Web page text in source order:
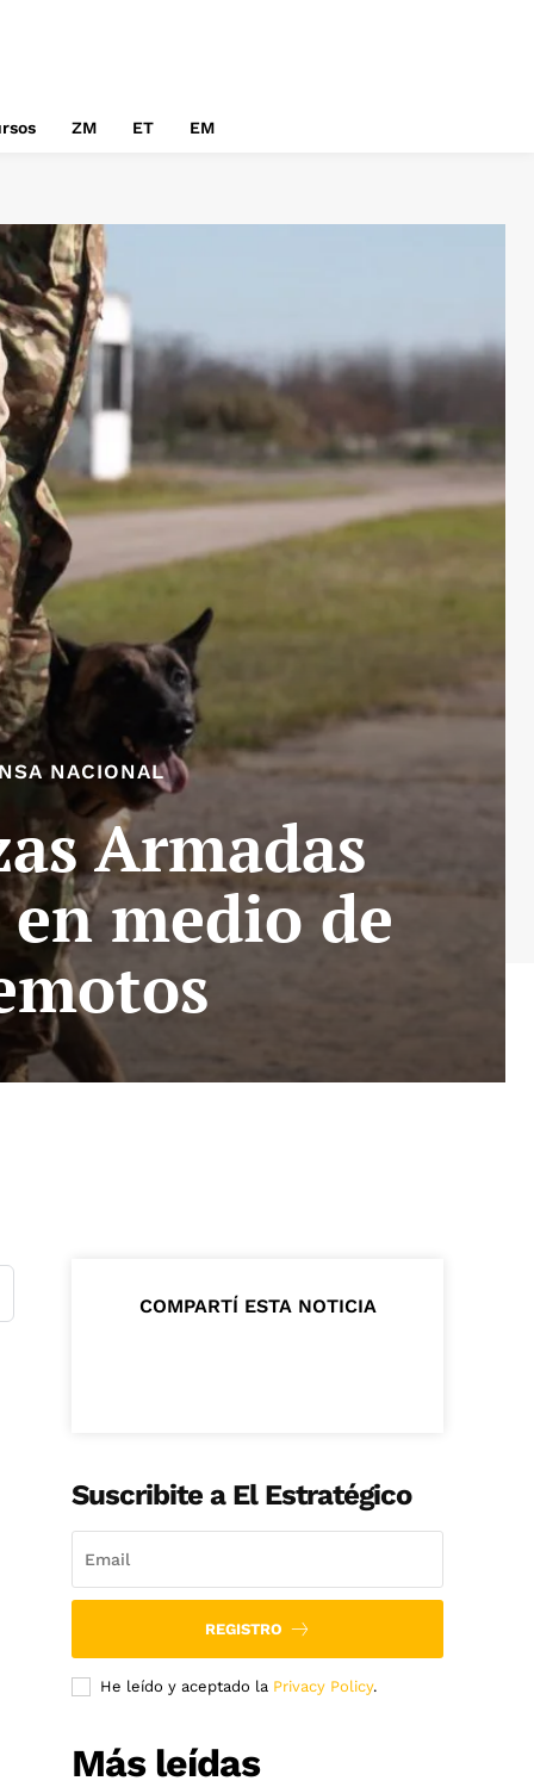
ZM ET EM
NACIONAL
Armadas
medio de
COMPARTÍ ESTA NOTICIA
Suscribite a El Estratégico
REGISTRO
He leído y aceptado la Privacy Policy.
Más leídas